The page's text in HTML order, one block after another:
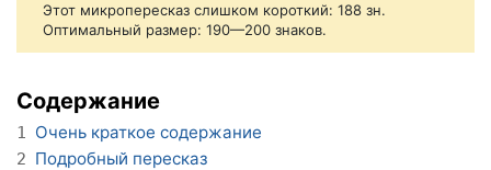
Этот микропересказ слишком короткий: 188 зн.
Оптимальный размер: 190—200 знаков.
Содержание
1 Очень краткое содержание
2 Подробный пересказ